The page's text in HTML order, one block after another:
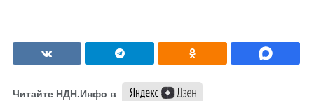
Читайте НДН.Инфо в